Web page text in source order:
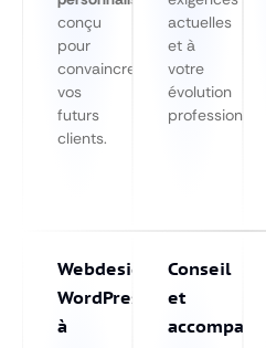
conçu
pour
convaincre
vos
futurs
clients.
actuelles
et à
votre
évolution
Webdesign
WordPress
à
Conseil
et